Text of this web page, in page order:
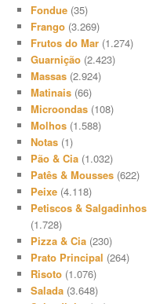
Fondue (35)
Frango (3.269)
Frutos do Mar (1.274)
Guarnição (2.423)
Massas (2.924)
Matinais (66)
Microondas (108)
Molhos (1.588)
Notas (1)
Pão & Cia (1.032)
Patês & Mousses (622)
Peixe (4.118)
Petiscos & Salgadinhos
(1.728)
Pizza & Cia (230)
Prato Principal (264)
Risoto (1.076)
Salada (3.648)